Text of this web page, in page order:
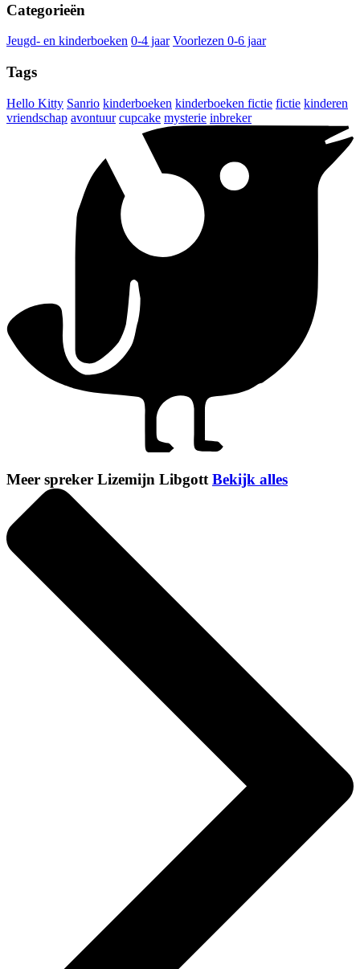
Categorieën
Jeugd- en kinderboeken 0-4 jaar Voorlezen 0-6 jaar
Tags
Hello Kitty Sanrio kinderboeken kinderboeken fictie fictie kinderen
vriendschap avontuur cupcake mysterie inbreker
Meer spreker Lizemijn Libgott Bekijk alles